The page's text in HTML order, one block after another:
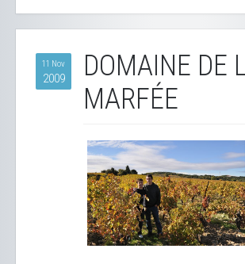
11 Nov
2009
DOMAINE DE
MARFÉE